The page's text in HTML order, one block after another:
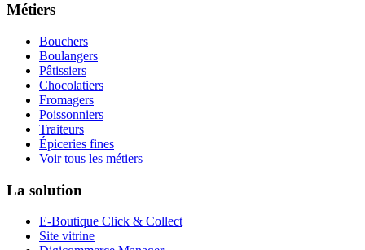
Métiers
Bouchers
Boulangers
Pâtissiers
Chocolatiers
Fromagers
Poissonniers
Traiteurs
Épiceries fines
Voir tous les métiers
La solution
E-Boutique Click & Collect
Site vitrine